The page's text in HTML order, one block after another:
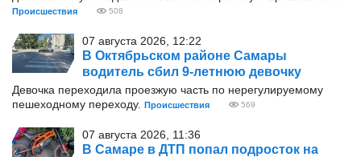
Происшествия 508
07 августа 2026, 12:22
В Октябрьском районе Самары
водитель сбил 9-летнюю девочку
Девочка переходила проезжую часть по нерегулируемому
пешеходному переходу. Происшествия 569
07 августа 2026, 11:36
В Самаре в ДТП попал подросток на